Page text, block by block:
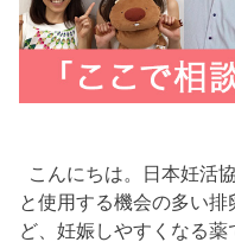
こんにちは。日本妊活
と使用する機会の多い
ど、妊娠しやすくなる